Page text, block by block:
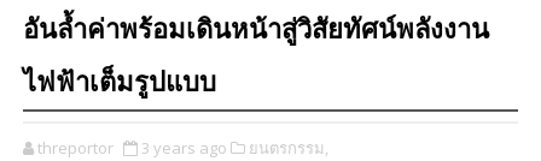
อันล้ำค่าพร้อมเดินหน้าสู่วิสัยทัศน์พลังงาน
ไฟฟ้าเต็มรูปแบบ
threportor 3 years ago ยนตรกรรม,